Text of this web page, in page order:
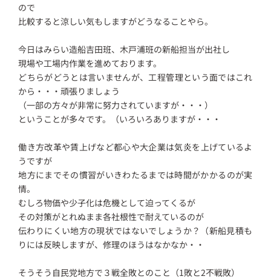
ので
比較すると涼しい気もしますがどうなることやら。
今日はみらい造船吉田班、木戸浦班の新船担当が出社し
現場や工場内作業を進めております。
どちらがどうとは言いませんが、工程管理という面ではこれ
から・・・頑張りましょう
（一部の方々が非常に努力されていますが・・・）
ということが多々です。（いろいろありますが・・・
働き方改革や賃上げなど都心や大企業は気炎を上げているよ
うですが
地方にまでその慣習がいきわたるまでは時間がかかるのが実
情。
むしろ物価や少子化は危機として迫ってくるが
その対策がとれぬまま各社根性で耐えているのが
伝わりにくい地方の現状ではないでしょうか？（新船見積も
りには反映しますが、修理のほうはなかなか・・
そうそう自民党地方で３戦全敗とのこと（1敗と2不戦敗）